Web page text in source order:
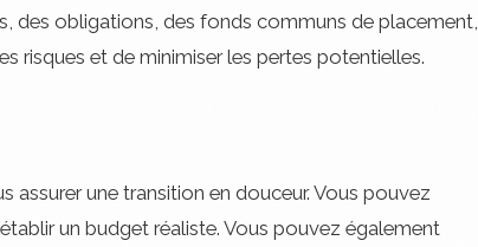
des obligations, des fonds communs de placement,
risques et de minimiser les pertes potentielles.
assurer une transition en douceur. Vous pouvez
un budget réaliste. Vous pouvez également